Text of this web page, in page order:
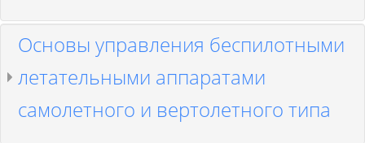
Основы управления беспилотными
летательными аппаратами
самолетного и вертолетного типа